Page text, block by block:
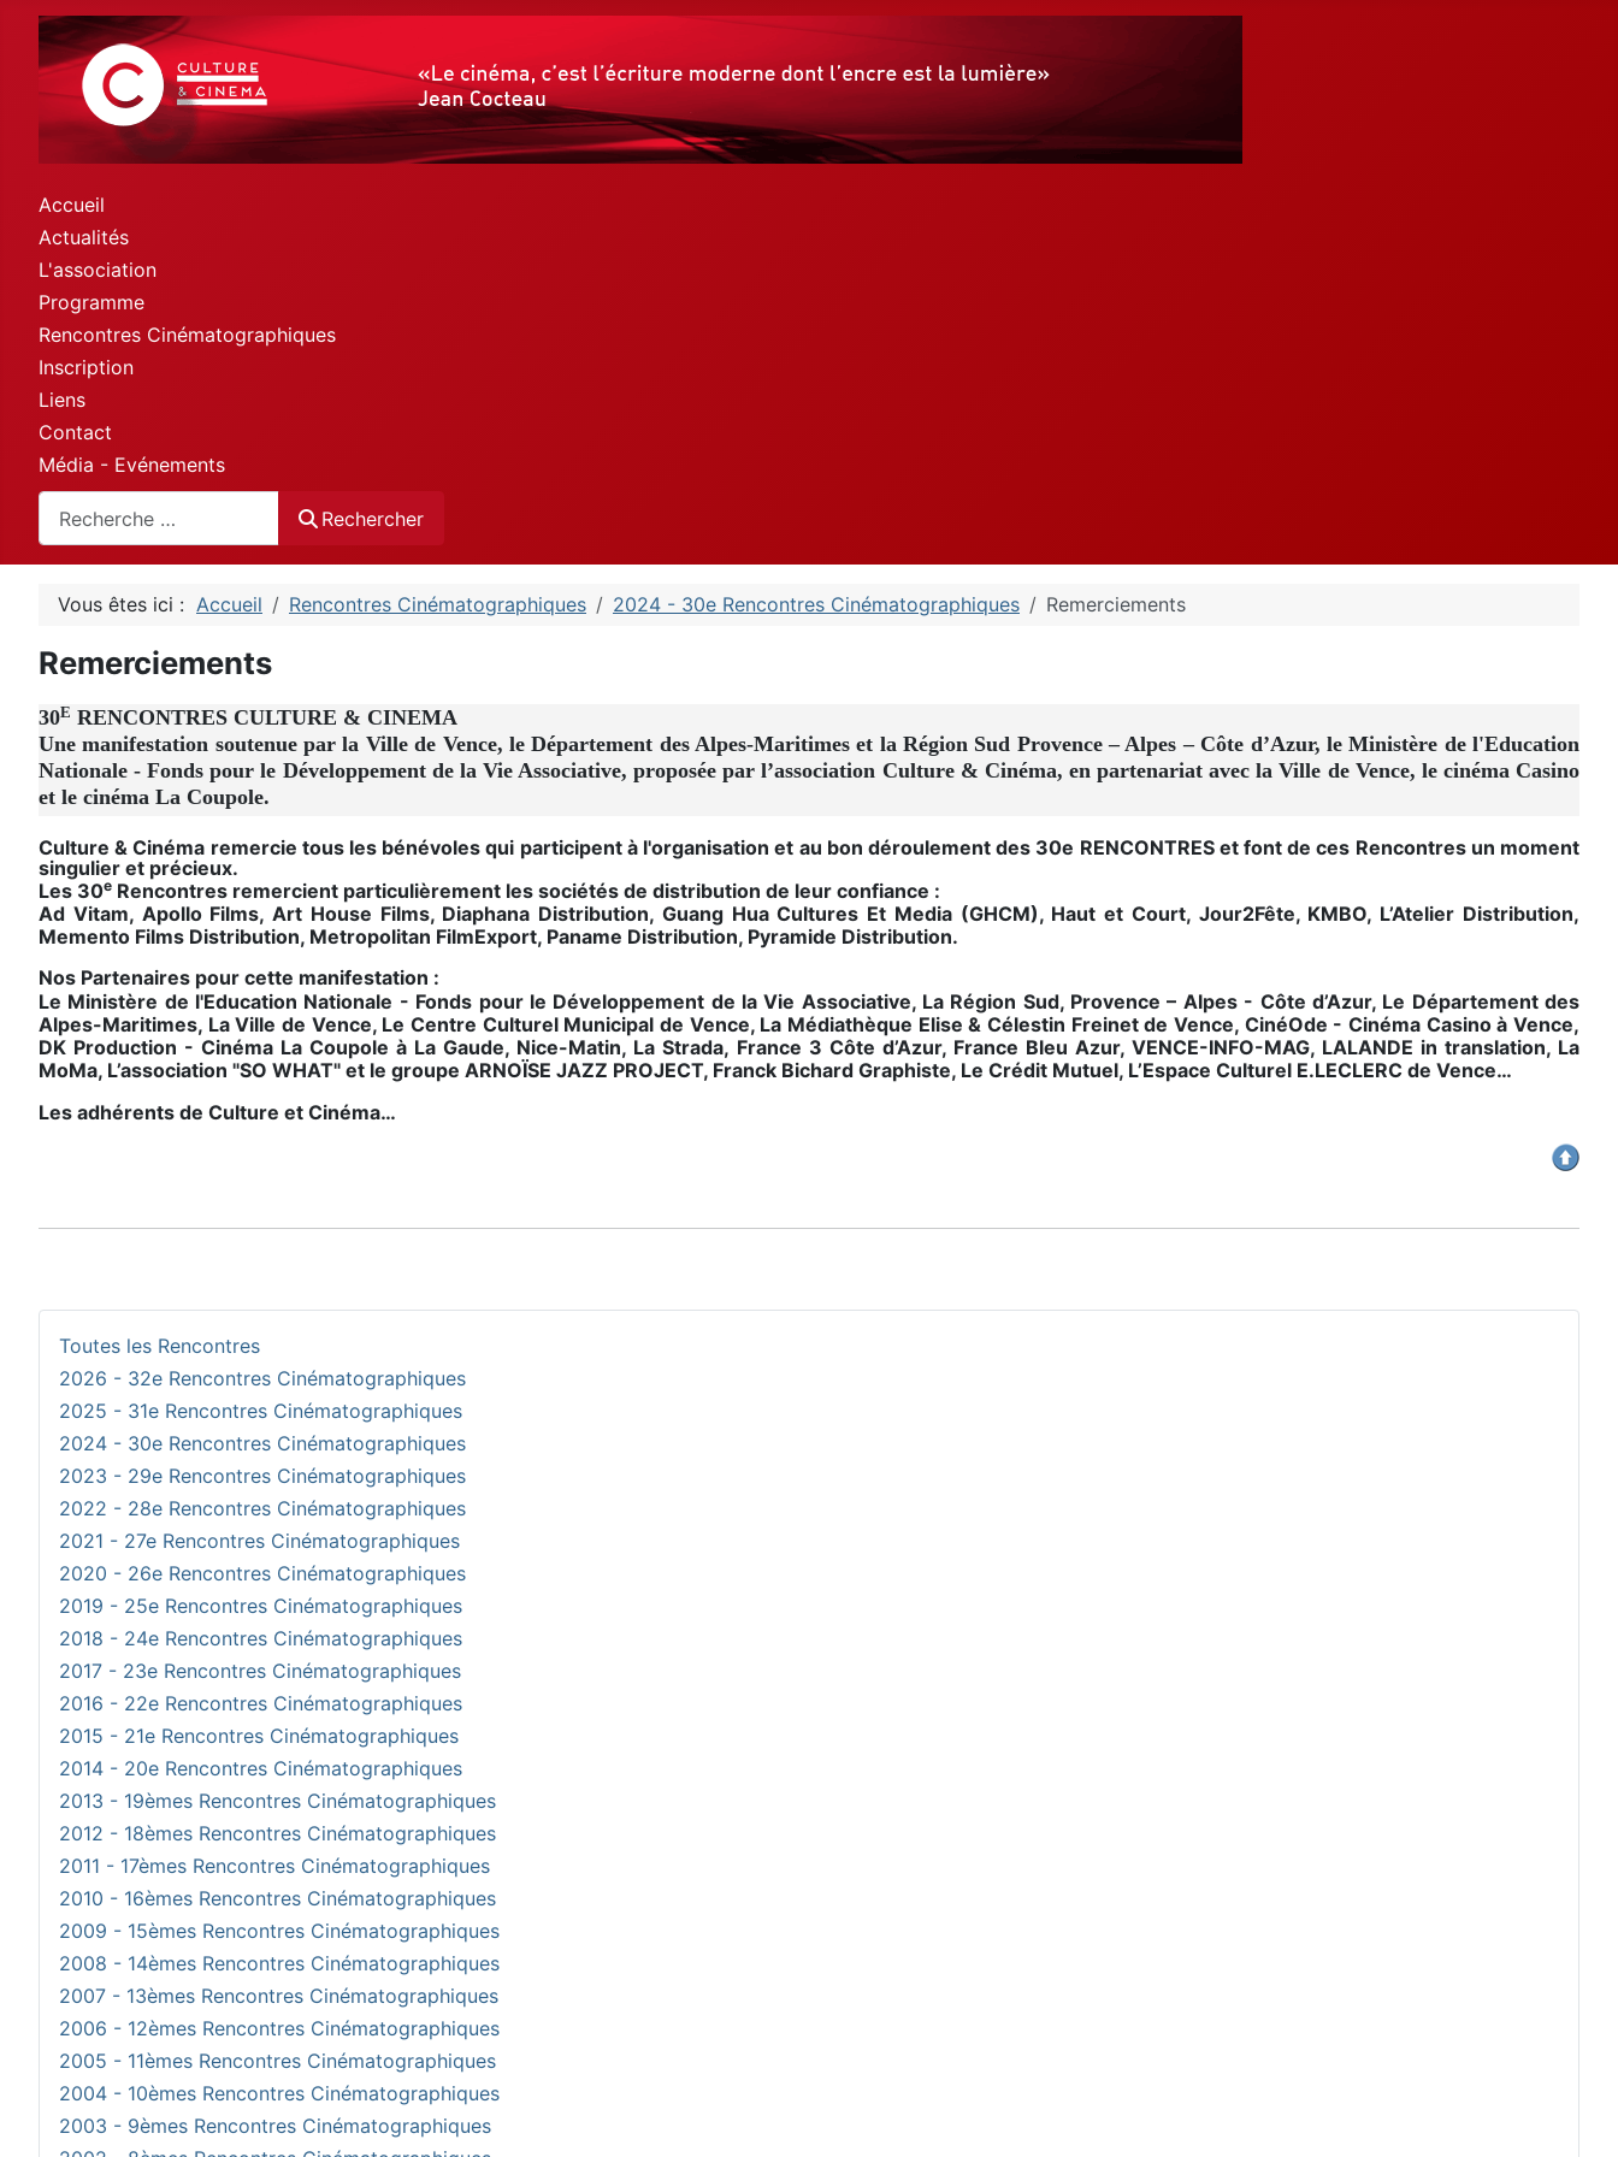
Accueil
Actualités
L'association
Programme
Rencontres Cinématographiques
Inscription
Liens
Contact
Média - Evénements
Rechercher
Vous êtes ici : Accueil Rencontres Cinématographiques 2024 - 30e Rencontres Cinématographiques Remerciements
Remerciements
30E RENCONTRES CULTURE & CINEMA
Une manifestation soutenue par la Ville de Vence, le Département des Alpes-Maritimes et la Région Sud Provence – Alpes – Côte d’Azur, le Ministère de l'Education
Nationale - Fonds pour le Développement de la Vie Associative, proposée par l’association Culture & Cinéma, en partenariat avec la Ville de Vence, le cinéma Casino
et le cinéma La Coupole.
Culture & Cinéma remercie tous les bénévoles qui participent à l'organisation et au bon déroulement des 30e RENCONTRES et font de ces Rencontres un moment
singulier et précieux.
Les 30e Rencontres remercient particulièrement les sociétés de distribution de leur confiance :
Ad Vitam, Apollo Films, Art House Films, Diaphana Distribution, Guang Hua Cultures Et Media (GHCM), Haut et Court, Jour2Fête, KMBO, L’Atelier Distribution,
Memento Films Distribution, Metropolitan FilmExport, Paname Distribution, Pyramide Distribution.
Nos Partenaires pour cette manifestation :
Le Ministère de l'Education Nationale - Fonds pour le Développement de la Vie Associative, La Région Sud, Provence – Alpes - Côte d’Azur, Le Département des
Alpes-Maritimes, La Ville de Vence, Le Centre Culturel Municipal de Vence, La Médiathèque Elise & Célestin Freinet de Vence, CinéOde - Cinéma Casino à Vence,
DK Production - Cinéma La Coupole à La Gaude, Nice-Matin, La Strada, France 3 Côte d’Azur, France Bleu Azur, VENCE-INFO-MAG, LALANDE in translation, La
MoMa, L’association "SO WHAT" et le groupe ARNOÏSE JAZZ PROJECT, Franck Bichard Graphiste, Le Crédit Mutuel, L’Espace Culturel E.LECLERC de Vence…
Les adhérents de Culture et Cinéma…
Toutes les Rencontres
2026 - 32e Rencontres Cinématographiques
2025 - 31e Rencontres Cinématographiques
2024 - 30e Rencontres Cinématographiques
2023 - 29e Rencontres Cinématographiques
2022 - 28e Rencontres Cinématographiques
2021 - 27e Rencontres Cinématographiques
2020 - 26e Rencontres Cinématographiques
2019 - 25e Rencontres Cinématographiques
2018 - 24e Rencontres Cinématographiques
2017 - 23e Rencontres Cinématographiques
2016 - 22e Rencontres Cinématographiques
2015 - 21e Rencontres Cinématographiques
2014 - 20e Rencontres Cinématographiques
2013 - 19èmes Rencontres Cinématographiques
2012 - 18èmes Rencontres Cinématographiques
2011 - 17èmes Rencontres Cinématographiques
2010 - 16èmes Rencontres Cinématographiques
2009 - 15èmes Rencontres Cinématographiques
2008 - 14èmes Rencontres Cinématographiques
2007 - 13èmes Rencontres Cinématographiques
2006 - 12èmes Rencontres Cinématographiques
2005 - 11èmes Rencontres Cinématographiques
2004 - 10èmes Rencontres Cinématographiques
2003 - 9èmes Rencontres Cinématographiques